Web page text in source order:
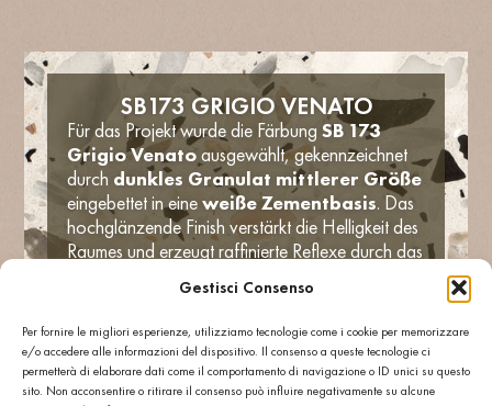
Gestisci Consenso
Per fornire le migliori esperienze, utilizziamo tecnologie come i cookie per memorizzare
e/o accedere alle informazioni del dispositivo. Il consenso a queste tecnologie ci
permetterà di elaborare dati come il comportamento di navigazione o ID unici su questo
sito. Non acconsentire o ritirare il consenso può influire negativamente su alcune
SB173 GRIGIO VENATO
Für das Projekt wurde die Färbung SB 173
Grigio Venatoausgewählt, gekennzeichnet
durch dunkles Granulat mittlerer Größe
eingebettet in eineweiße Zementbasis. Das
hochglänzende Finish verstärkt die Helligkeit des
Raumes und erzeugt raffinierte Reflexe durch das
Das Terrazzo wurde nicht nur für die
sondern auch für den Empfangsschalter
aus Massivbauweiseverwendet, das nach
Maß aus dem Zementmarmorblock realisiert
wurde. Dieses Element, bereichert durch LED-